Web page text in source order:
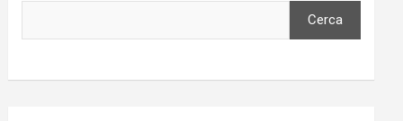
Cerca